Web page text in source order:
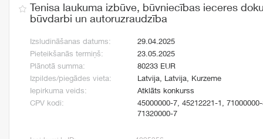
Tenisa laukuma izbūve, būvniecības ieceres
būvdarbi un autoruzraudzība
Izsludināšanas datums:
29.04.2025
Pieteikšanās termiņš:
23.05.2025
Plānotā summa:
80233 EUR
Izpildes/piegādes vieta:
Latvija, Latvija, Kurzeme
Iepirkuma veids:
Atklāts konkurss
CPV kodi:
45000000-7, 45212221-1,
71320000-7